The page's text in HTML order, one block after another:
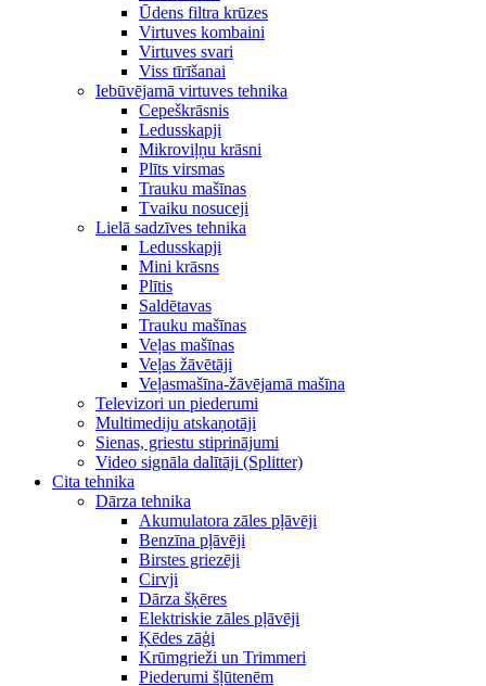
Ūdens filtra krūzes
Virtuves kombaini
Virtuves svari
Viss tīrīšanai
Iebūvējamā virtuves tehnika
Cepeškrāsnis
Ledusskapji
Mikroviļņu krāsni
Plīts virsmas
Trauku mašīnas
Tvaiku nosuceji
Lielā sadzīves tehnika
Ledusskapji
Mini krāsns
Plītis
Saldētavas
Trauku mašīnas
Veļas mašīnas
Veļas žāvētāji
Veļasmašīna-žāvējamā mašīna
Televizori un piederumi
Multimediju atskaņotāji
Sienas, griestu stiprinājumi
Video signāla dalītāji (Splitter)
Cita tehnika
Dārza tehnika
Akumulatora zāles pļāvēji
Benzīna pļāvēji
Birstes griezēji
Cirvji
Dārza šķēres
Elektriskie zāles pļāvēji
Ķēdes zāģi
Krūmgrieži un Trimmeri
Piederumi šļūtenēm